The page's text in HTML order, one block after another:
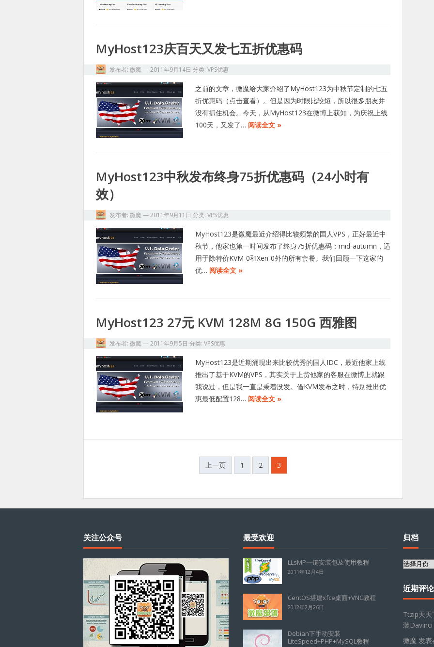
MyHost123庆百天又发七五折优惠码
发布者: 微魔 —2011年9月14日 分类: VPS优惠
之前的文章，微魔给大家介绍了MyHost123为中秋节定制的七五
折优惠码（点击查看）。但是因为时限比较短，所以很多朋友并
没有抓住机会。今天，从MyHost123在微博上获知，为庆祝上线
100天，又发了… 阅读全文 »
MyHost123中秋发布终身75折优惠码（24小时有
效）
发布者: 微魔 —2011年9月11日 分类: VPS优惠
MyHost123是微魔最近介绍得比较频繁的国人VPS，正好最近中
秋节，他家也第一时间发布了终身75折优惠码：mid-autumn，适
用于除特价KVM-0和Xen-0外的所有套餐。我们回顾一下这家的
优… 阅读全文 »
MyHost123 27元 KVM 128M 8G 150G 西雅图
发布者: 微魔 —2011年9月5日 分类: VPS优惠
MyHost123是近期涌现出来比较优秀的国人IDC，最近他家上线
推出了基于KVM的VPS，其实关于上货他家的客服在微博上就跟
我说过，但是我一直是秉着没发。借KVM发布之时，特别推出优
惠最低配置128… 阅读全文 »
上一页 1 2 3
关注公众号 最受欢迎
LLsMP一键安装包及使用教程
2011年12月4日
CentOS搭建xfce桌面+VNC教程
2012年2月26日
Debian下手动安装
LiteSpeed+PHP+MySQL教程
归档
归
近期评论
Ttzip天天
装
微魔 发表